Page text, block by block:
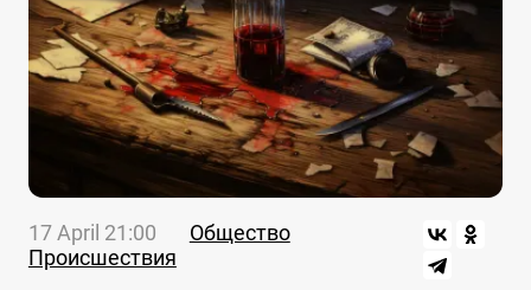
17 April 21:00
Общество
Происшествия